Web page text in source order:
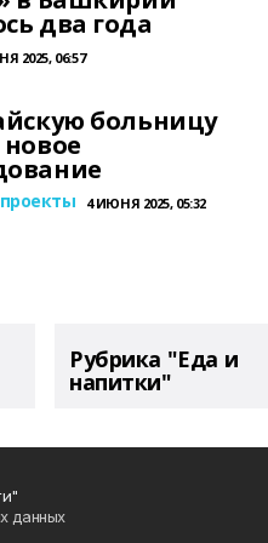
два года
2025, 06:57
больницу
4 ИЮНЯ 2025, 05:32
Рубрика "Еда и
напитки"
данных